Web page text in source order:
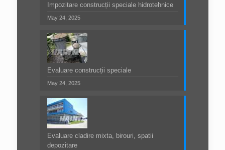
Impozitare construcții speciale hidrotehnice
May 24, 2025
Evaluare construcții speciale
May 24, 2025
Evaluare cladire mixta, birouri, spatii
depozitare